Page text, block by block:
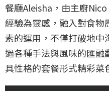
餐廳Aleisha，由主廚
經驗為靈感，融入對食
素的運用，不僅打破地中
過各種手法與風味的匯融
具性格的套餐形式精彩菜